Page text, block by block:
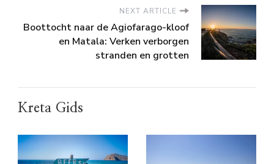
NEXT ARTICLE
Boottocht naar de Agiofarago-kloof
en Matala: Verken verborgen
stranden en grotten
Kreta Gids